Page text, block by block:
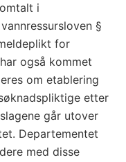
i
§
for
også kommet
om etablering
etter
går utover
Departementet
med disse